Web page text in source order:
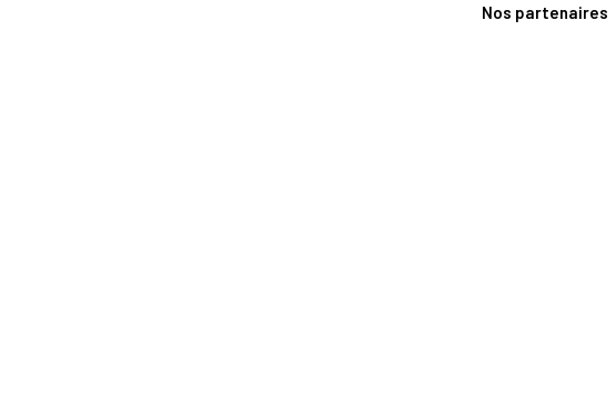
Nos partenaires